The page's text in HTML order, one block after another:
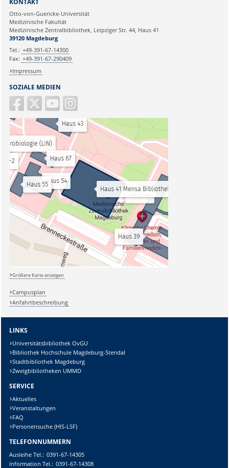
SOZIALE MEDIEN
KONTAKT
Otto-von-Guericke-Universität
Medizinische Fakultät
Medizinische Zentralbibliothek, Leipziger Str. 44, Haus 41
39120 Magdeburg
Tel.: +49-391-67-14300
Fax: +49-391-67-290409
Impressum
Größere Karte anzeigen
Campusplan
Anfahrtbeschreibung
LINKS
Universitätsbibliothek OvGU
Bibliothek Hochschule Magdeburg-Stendal
Stadtbibliothek Magdeburg
Zweigbibliotheken UMMD
SERVICE
Aktuelles
Veranstaltungen
FAQ
Personensuche (HIS-LSF)
TELEFONNUMMERN
AusleiheTel.: 0391-67-14305
Information Tel.: 0391-67-14308